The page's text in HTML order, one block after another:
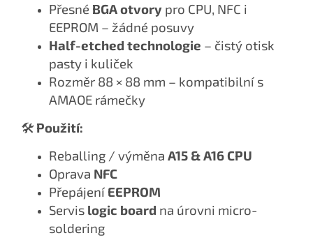
Přesné BGA otvory pro CPU, NFC i
EEPROM – žádné posuvy
Half-etched technologie – čistý otisk
pasty i kuliček
Rozměr 88 × 88 mm – kompatibilní s
AMAOE rámečky
🛠 Použití:
Reballing / výměna A15 & A16 CPU
Oprava NFC
Přepájení EEPROM
Servis logic board na úrovni micro-
soldering